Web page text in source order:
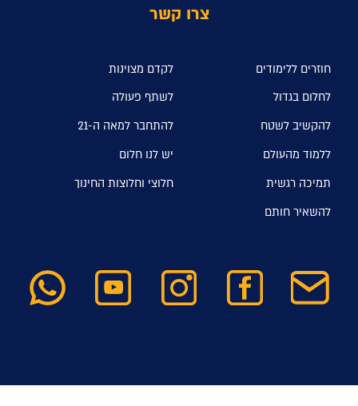
צרו קשר
חוזרים ללימודים
לקדם מצוינות
לחלום בגדול
לשתף פעולה
להקשיב לשטח
להתחבר למאה ה-21
ללמוד מהעולם
יש לנו חלום
תמיכה רגשית
חלוצי וחלוצות החינוך
להשאיר חותם